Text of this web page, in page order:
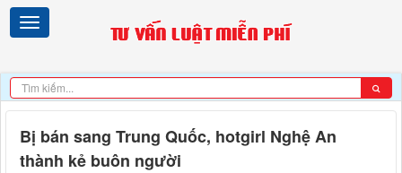
Bị bán sang Trung Quốc, hotgirl Nghệ An
thành kẻ buôn người